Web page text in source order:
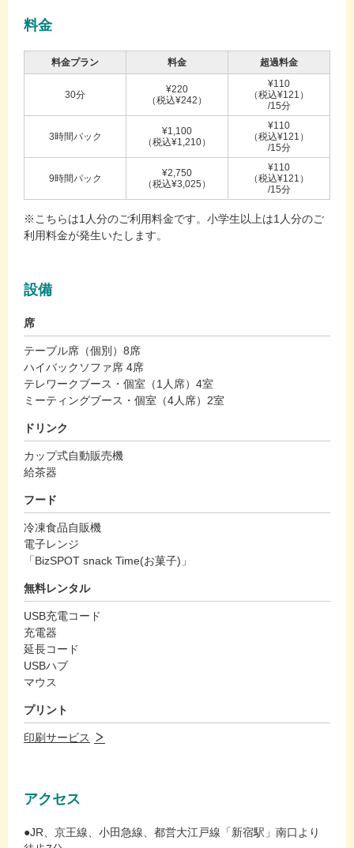
料金
料金プラン 料金 超過料金
30分
¥220
（税込¥242）
¥110
（税込¥121）
/15分
3時間パック
¥1,100
（税込¥1,210）
¥110
（税込¥121）
/15分
9時間パック
¥2,750
（税込¥3,025）
¥110
（税込¥121）
/15分
※こちらは1人分のご利用料金です。小学生以上は1人分のご
利用料金が発生いたします。
設備
席
テーブル席（個別）8席
ハイバックソファ席 4席
テレワークブース・個室（1人席）4室
ミーティングブース・個室（4人席）2室
ドリンク
カップ式自動販売機
給茶器
フード
冷凍食品自販機
電子レンジ
「BizSPOT snack Time(お菓子)」
無料レンタル
USB充電コード
充電器
延長コード
USBハブ
マウス
プリント
印刷サービス
アクセス
●JR、京王線、小田急線、都営大江戸線「新宿駅」南口より